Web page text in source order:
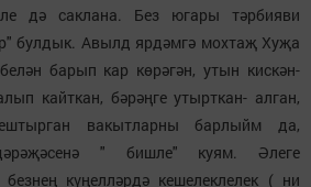
дә саклана. Без югары тәрбияви
булдык. Авылд ярдәмгә мохтаҗ Хуҗа
барып кар көрәгән, утын кискән-
кайткан, бәрәңге утырткан- алган,
вакытларны барлыйм да,
" бишле" куям. Әлеге
күңелләрдә кешелеклелек ( ни